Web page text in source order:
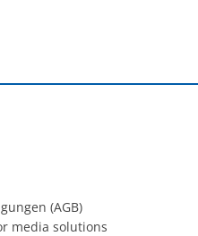
(AGB)
media solutions